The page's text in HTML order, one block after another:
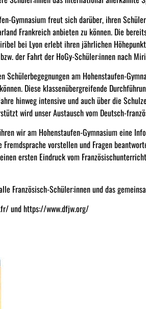
Gymnasium freut sich darüber, ihren
Frankreich anbieten zu können. Die
bei Lyon erlebt ihren jährlichen
der Fahrt der HoGy-Schüler:innen nach
Schülerbegegnungen am Hohenstaufen-
Diese klassenübergreifende
hinweg intensive und auch über die
wird unser Austausch vom Deutsch-
wir am Hohenstaufen-Gymnasium eine
vorstellen und Fragen
ersten Eindruck vom
Französisch-Schüler:innen und das
und https://www.dfjw.org/